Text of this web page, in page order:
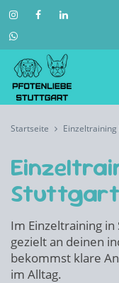
Startseite
Stuttgart
Im Einzeltraining
gezielt an deinen
bekommst klare
im Alltag.